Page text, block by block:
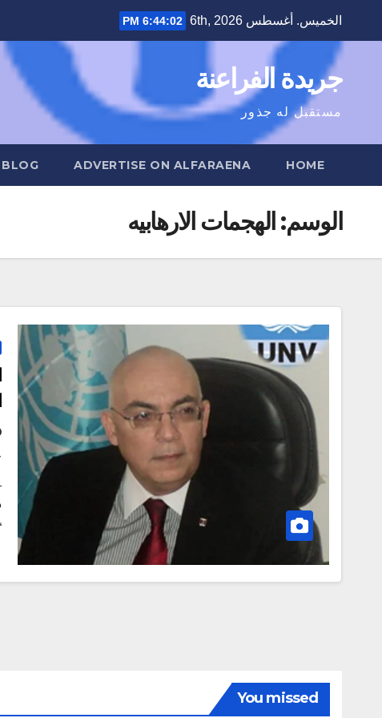
الخميس. أغسطس 6th, 2026 6:44:03 PM
جريدة الفراعنة
مستقبل له جذور
HOME
ADVERTISE ON ALFARAENA
BLOG
الوسم: الهجمات الارهابيه
You missed